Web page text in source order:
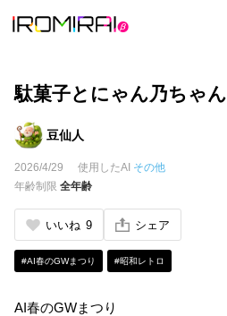
駄菓子とにゃん乃ちゃん
豆仙人
2026/4/29 使用したAI その他
年齢制限 全年齢
いいね 9 シェア
#AI春のGWまつり #昭和レトロ
AI春のGWまつり